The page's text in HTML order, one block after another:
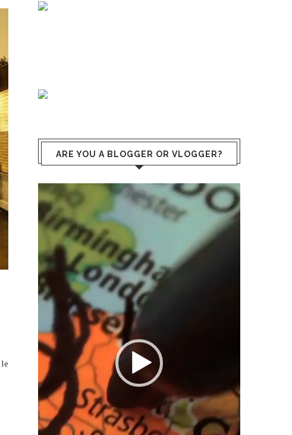
ARE YOU A BLOGGER OR VLOGGER?
Lecteur
vidéo